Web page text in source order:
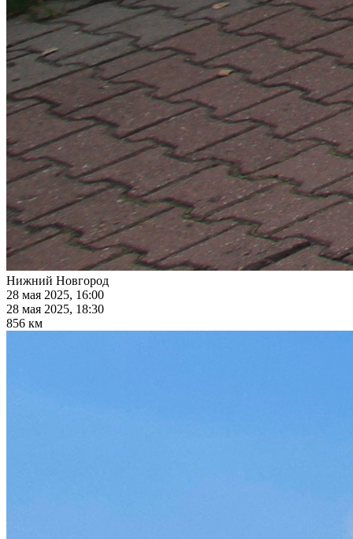
Нижний Новгород
28 мая 2025, 16:00
28 мая 2025, 18:30
856 км